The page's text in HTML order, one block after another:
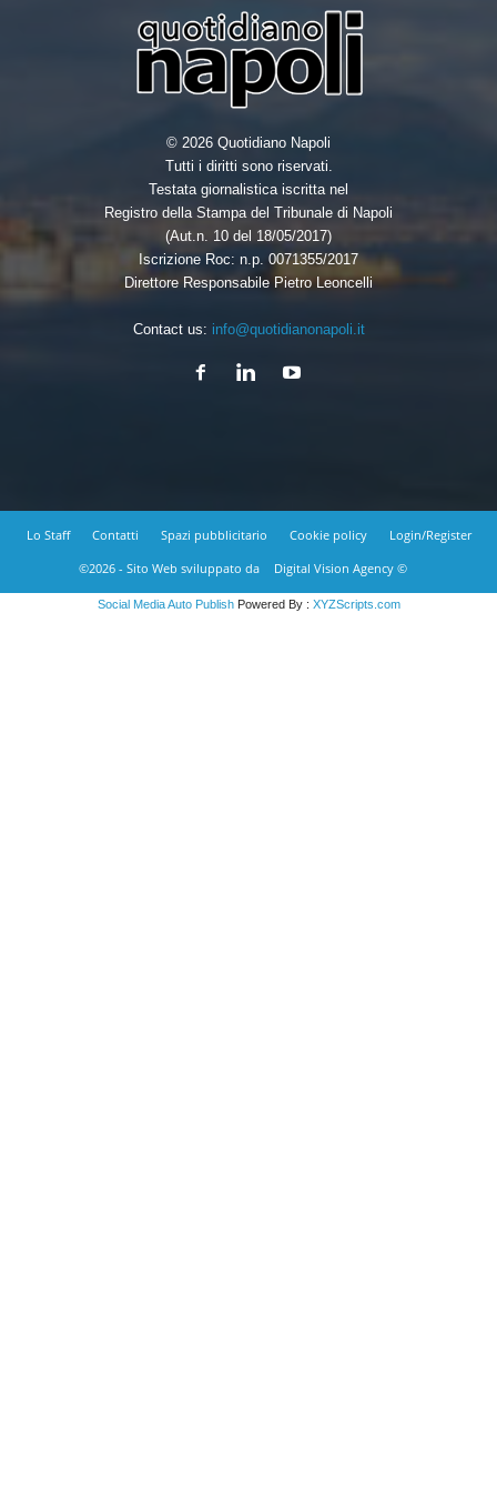
© 2026 Quotidiano Napoli
Tutti i diritti sono riservati.
Testata giornalistica iscritta nel
Registro della Stampa del Tribunale di Napoli
(Aut.n. 10 del 18/05/2017)
Iscrizione Roc: n.p. 0071355/2017
Direttore Responsabile Pietro Leoncelli
Contact us: info@quotidianonapoli.it
Lo Staff Contatti Spazi pubblicitario Cookie policy
Login/Register
©2026 - Sito Web sviluppato da
Digital Vision Agency ©
Social Media Auto PublishPowered By : XYZScripts.com